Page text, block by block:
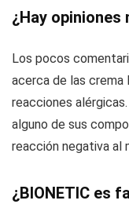
¿Hay opiniones
Los pocos
acerca de las crema
reacciones
alguno de sus
reacción negativa al
¿BIONETIC es